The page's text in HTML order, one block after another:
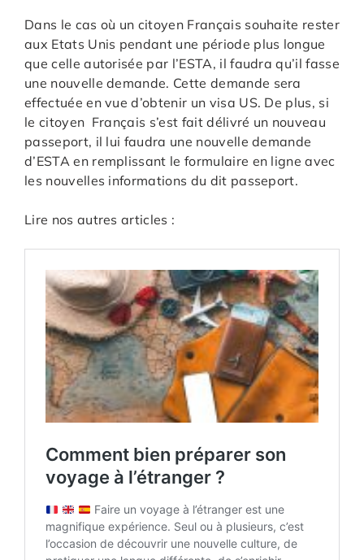
Dans le cas où un citoyen Français souhaite rester
aux Etats Unis pendant une période plus longue
que celle autorisée par l’ESTA, il faudra qu’il fasse
une nouvelle demande. Cette demande sera
effectuée en vue d’obtenir un visa US. De plus, si
le citoyen Français s’est fait délivré un nouveau
passeport, il lui faudra une nouvelle demande
d’ESTA en remplissant le formulaire en ligne avec
les nouvelles informations du dit passeport.
Lire nos autres articles :